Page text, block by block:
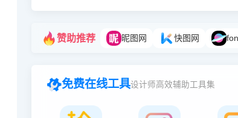
赞助推荐 昵图网 快图网
免费在线工具设计师高效辅助工具集